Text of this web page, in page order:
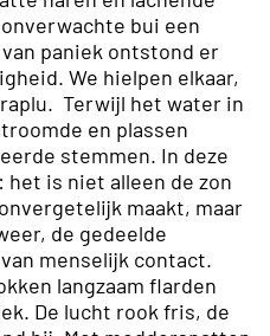
bui een
paniek ontstond er
We hielpen elkaar,
Terwijl het water in
en plassen
stemmen. In deze
is niet alleen de zon
maakt, maar
de gedeelde
menselijk contact.
langzaam flarden
De lucht rook fris, de